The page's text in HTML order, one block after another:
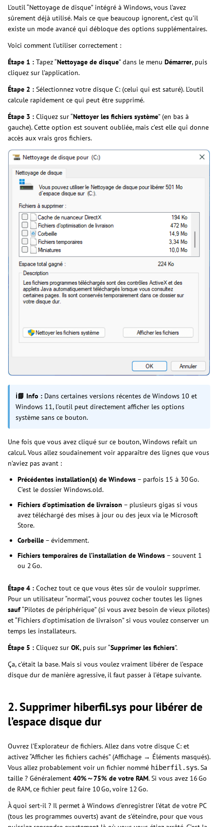
L’outil “Nettoyage de disque” intégré à Windows, vous l’avez
sûrement déjà utilisé. Mais ce que beaucoup ignorent, c’est qu’il
existe un mode avancé qui débloque des options supplémentaires.
Voici comment l’utiliser correctement :
Étape 1 : Tapez “Nettoyage de disque” dans le menu Démarrer, puis
cliquez sur l’application.
Étape 2 : Sélectionnez votre disque C: (celui qui est saturé). L’outil
calcule rapidement ce qui peut être supprimé.
Étape 3 : Cliquez sur “Nettoyer les fichiers système” (en bas à
gauche). Cette option est souvent oubliée, mais c’est elle qui donne
accès aux vrais gros fichiers.
ℹ📘 Info : Dans certaines versions récentes de Windows 10 et
Windows 11, l’outil peut directement afficher les options
système sans ce bouton.
Une fois que vous avez cliqué sur ce bouton, Windows refait un
calcul. Vous allez soudainement voir apparaître des lignes que vous
n’aviez pas avant :
Précédentes installation(s) de Windows – parfois 15 à 30 Go.
C’est le dossier Windows.old.
Fichiers d’optimisation de livraison – plusieurs gigas si vous
avez téléchargé des mises à jour ou des jeux via le Microsoft
Store.
Corbeille – évidemment.
Fichiers temporaires de l’installation de Windows – souvent 1
ou 2 Go.
Étape 4 : Cochez tout ce que vous êtes sûr de vouloir supprimer.
Pour un utilisateur “normal”, vous pouvez cocher toutes les lignes
sauf“Pilotes de périphérique” (si vous avez besoin de vieux pilotes)
et “Fichiers d’optimisation de livraison” si vous voulez conserver un
temps les installateurs.
Étape 5 : Cliquez sur OK, puis sur “Supprimer les fichiers”.
Ça, c’était la base. Mais si vous voulez vraiment libérer de l’espace
disque dur de manière agressive, il faut passer à l’étape suivante.
2. Supprimer hiberfil.sys pour libérer de
l’espace disque dur
Ouvrez l’Explorateur de fichiers. Allez dans votre disque C: et
activez “Afficher les fichiers cachés” (Affichage → Éléments masqués).
Vous allez probablement voir un fichier nommé hiberfil.sys. Sa
taille ? Généralement 40%～75% de votre RAM. Si vous avez 16 Go
de RAM, ce fichier peut faire 10 Go, voire 12 Go.
À quoi sert-il ? Il permet à Windows d’enregistrer l’état de votre PC
(tous les programmes ouverts) avant de s’éteindre, pour que vous